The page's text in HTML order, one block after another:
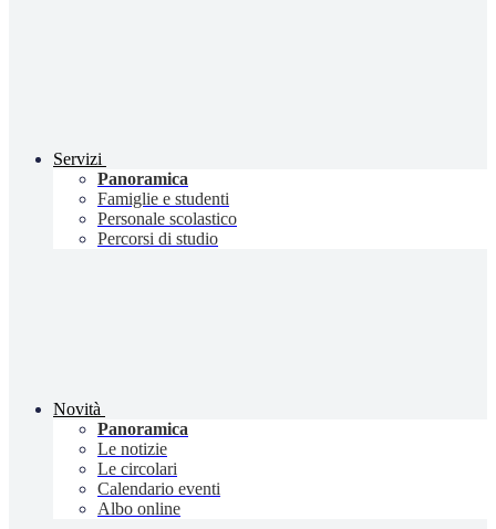
Servizi
Panoramica
Famiglie e studenti
Personale scolastico
Percorsi di studio
Novità
Panoramica
Le notizie
Le circolari
Calendario eventi
Albo online